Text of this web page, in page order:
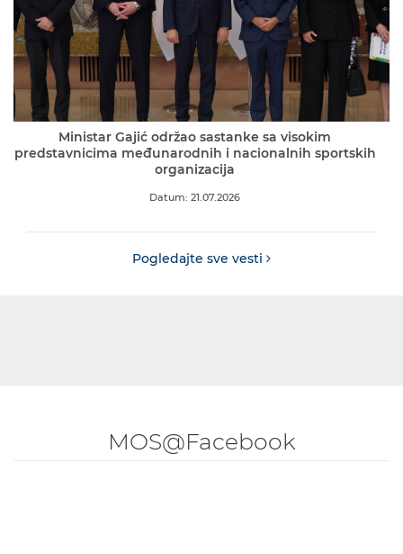
Ministar Gajić održao sastanke sa visokim
predstavnicima međunarodnih i nacionalnih sportskih
organizacija
Datum: 21.07.2026
Pogledajte sve vesti
MOS@Facebook